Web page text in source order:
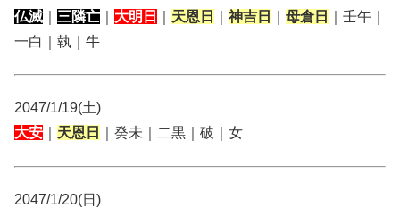
仏滅
三隣亡 大明日 天恩日 神吉日 母倉日
｜壬午｜
一白｜執｜牛
2047/1/19(土)
大安
天恩日 ｜癸未｜二黒｜破｜女
2047/1/20(日)